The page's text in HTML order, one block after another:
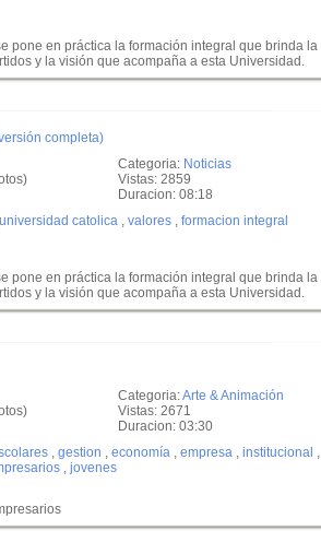
pone en práctica la formación integral que brinda la
y la visión que acompaña a esta Universidad.
completa)
Categoria: Noticias
Vistas: 2859
Duracion: 08:18
universidad catolica , valores , formacion integral
pone en práctica la formación integral que brinda la
y la visión que acompaña a esta Universidad.
Categoria:Arte & Animación
Vistas: 2671
Duracion: 03:30
, gestion , economía , empresa , institucional ,
, jovenes